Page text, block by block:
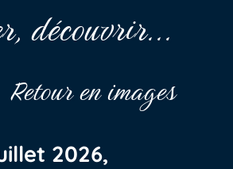
découvrir...
Retour en images
2026,